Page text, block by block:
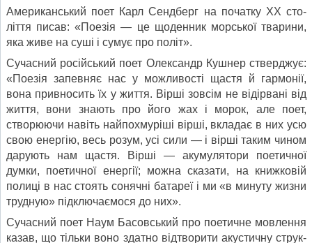
Американський поет Карл Сендберг на початку XX сто­
ліття писав: «Поезія — це щоденник морської тварини,
яка живе на суші і сумує про політ».
Сучасний російський поет Олександр Кушнер стверджує:
«Поезія запевняє нас у можливості щастя й гармонії,
вона привносить їх у життя. Вірші зовсім не відірвані від
життя, вони знають про його жах і морок, але поет,
створюючи на­віть найпохмуріші вірші, вкладає в них усю
свою енергію, весь розум, усі сили — і вірші таким чином
дарують нам щастя. Вірші — акумулятори поетичної
думки, поетичної енергії; можна сказати, на книжковій
полиці в нас стоять сонячні батареї і ми «в минуту жизни
трудную» підключає­мося до них».
Сучасний поет Наум Басовський про поетичне мовлення
казав, що тільки воно здатно відтворити акустичну струк­